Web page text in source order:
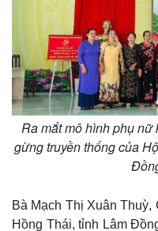
Ra mắt mô hình phụ
gừng truyền thống của
Bà Mạch Thị Xuân
Hồng Thái, tỉnh Lâm